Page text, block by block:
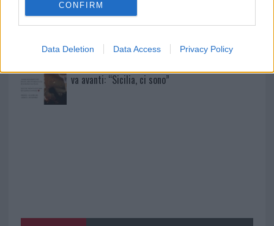
CONFIRM
Data Deletion Data Access Privacy Policy
Meteo Olbia 9 agosto, temperature in calo
va avanti: “Sicilia, ci sono”